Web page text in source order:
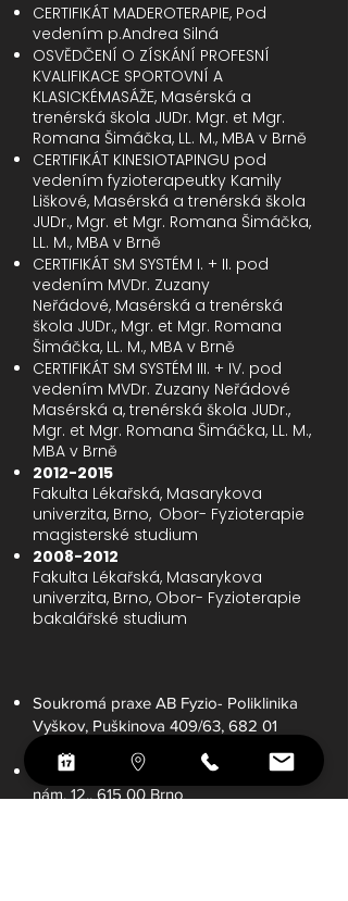
CERTIFIKÁT MADEROTERAPIE, Pod
vedením p.Andrea Silná
OSVĚDČENÍ O ZÍSKÁNÍ PROFESNÍ
KVALIFIKACE SPORTOVNÍ A
KLASICKÉMASÁŽE, Masérská a
trenérská škola JUDr. Mgr. et Mgr.
Romana Šimáčka, LL. M., MBA v Brně
CERTIFIKÁT KINESIOTAPINGU pod
vedením fyzioterapeutky Kamily
Liškové, Masérská a trenérská škola
JUDr., Mgr. et Mgr. Romana Šimáčka,
LL. M., MBA v Brně
CERTIFIKÁT SM SYSTÉM I. + II. pod
vedením MVDr. Zuzany
Neřádové, Masérská a trenérská
škola JUDr., Mgr. et Mgr. Romana
Šimáčka, LL. M., MBA v Brně
CERTIFIKÁT SM SYSTÉM III. + IV. pod
vedením MVDr. Zuzany Neřádové
Masérská a, trenérská škola JUDr.,
Mgr. et Mgr. Romana Šimáčka, LL. M.,
MBA v Brně
2012-2015
Fakulta Lékařská, Masarykova
univerzita, Brno, Obor- Fyzioterapie
magisterské studium
2008-2012
Fakulta Lékařská, Masarykova
univerzita, Brno, Obor- Fyzioterapie
bakalářské studium
Soukromá praxe AB Fyzio- Poliklinika
Vyškov, Puškinova 409/63, 682 01
Vyškov
Soukromá praxe AB Fyzio- Slovanské
nám. 12., 615 00 Brno
Soubory cílení
Funkční soubory
Nezařazené soubory